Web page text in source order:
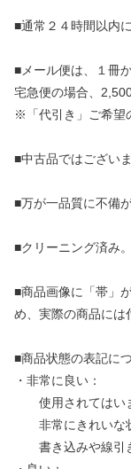
■通常２４時間以内
■メール便は、１冊
宅急便の場合、
※「代引き」ご希望
■中古品ではござい
■万が一品質に不備
■クリーニング済み。
■商品画像に「帯」
め、実際の商品には
■商品状態の表記に
・非常に良い：
使用されてはい
非常にきれいな状
書き込みや線引き